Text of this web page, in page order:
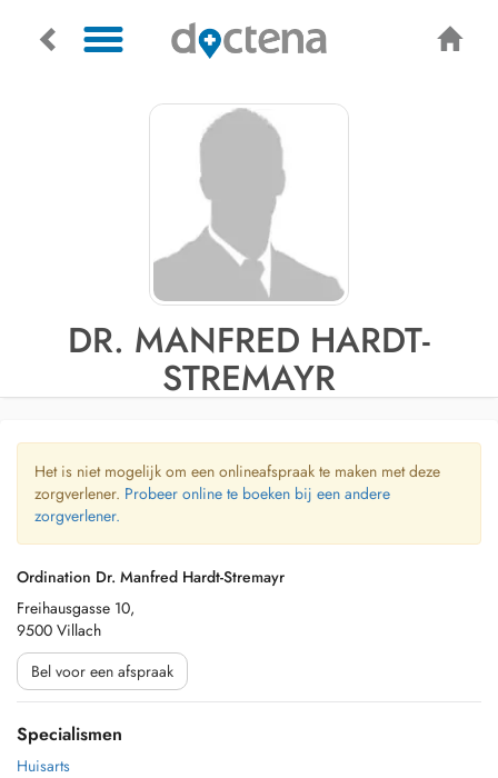
DR. MANFRED HARDT-
STREMAYR
Het is niet mogelijk om een onlineafspraak te maken met deze
zorgverlener. Probeer online te boeken bij een andere
zorgverlener.
Ordination Dr. Manfred Hardt-Stremayr
Freihausgasse 10,
9500 Villach
Bel voor een afspraak
Specialismen
Huisarts